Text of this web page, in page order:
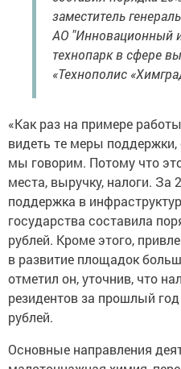
заместитель
АО "Инновационный
технопарк в сфере
«Технополис
«Как раз на примере
видеть те меры поддержки,
мы говорим. Потому что
места, выручку, налоги. За
поддержка в
государства составила
рублей. Кроме этого,
в развитие площадок
отметил он, уточнив, что
резидентов за прошлый
рублей.
Основные направления